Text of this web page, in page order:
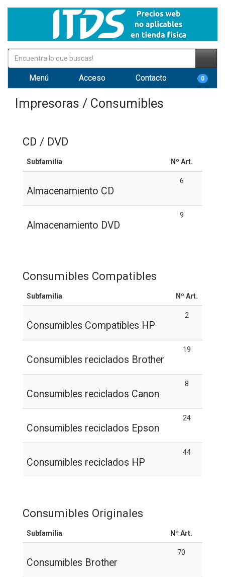
Menú Acceso Contacto 0
Impresoras / Consumibles
CD / DVD
Subfamilia Nº Art.
Almacenamiento CD
6
Almacenamiento DVD
9
Consumibles Compatibles
Subfamilia Nº Art.
Consumibles Compatibles HP
2
Consumibles reciclados Brother
19
Consumibles reciclados Canon
8
Consumibles reciclados Epson
24
Consumibles reciclados HP
44
Consumibles Originales
Subfamilia Nº Art.
Consumibles Brother
70